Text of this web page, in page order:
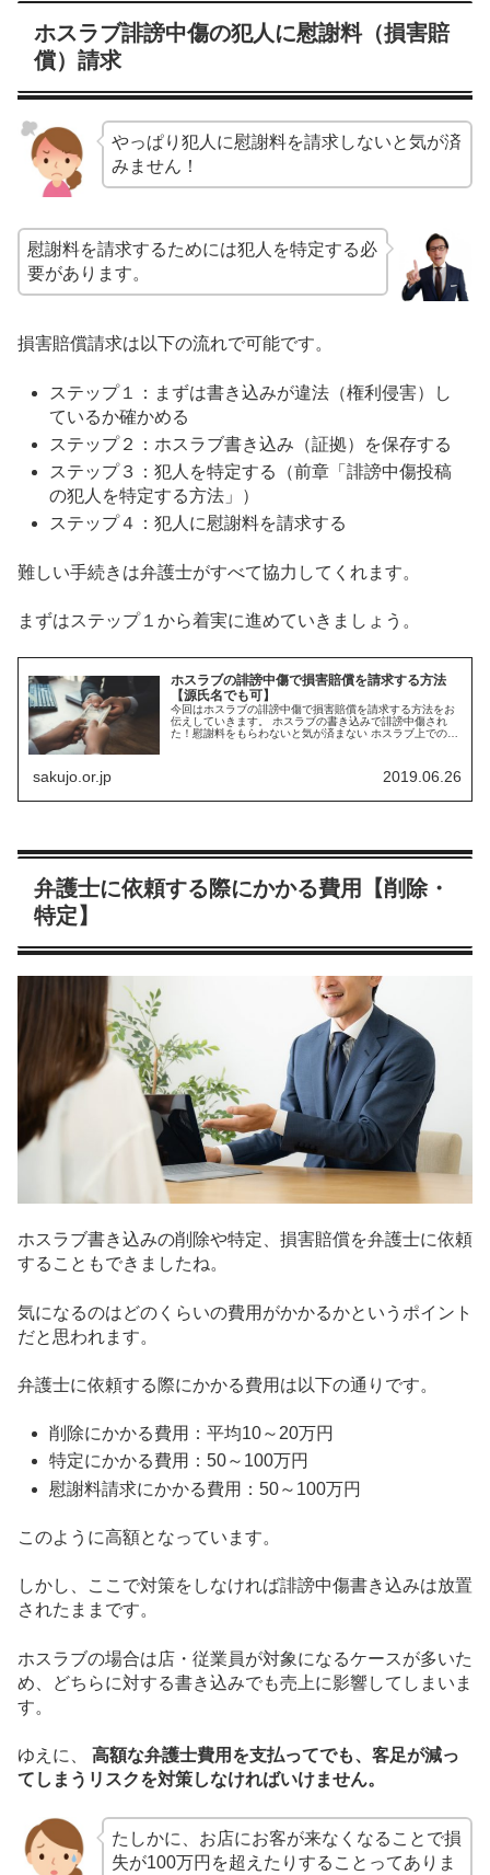
ホスラブ誹謗中傷の犯人に慰謝料（損害賠
償）請求
やっぱり犯人に慰謝料を請求しないと気が済
みません！
慰謝料を請求するためには犯人を特定する必
要があります。
損害賠償請求は以下の流れで可能です。
ステップ１：まずは書き込みが違法（権利侵害）し
ているか確かめる
ステップ２：ホスラブ書き込み（証拠）を保存する
ステップ３：犯人を特定する（前章「誹謗中傷投稿
の犯人を特定する方法」）
ステップ４：犯人に慰謝料を請求する
難しい手続きは弁護士がすべて協力してくれます。
まずはステップ１から着実に進めていきましょう。
ホスラブの誹謗中傷で損害賠償を請求する方法
【源氏名でも可】
今回はホスラブの誹謗中傷で損害賠償を請求する方法をお
伝えしていきます。 ホスラブの書き込みで誹謗中傷され
た！慰謝料をもらわないと気が済まない ホスラブ上での誹
sakujo.or.jp 2019.06.26
弁護士に依頼する際にかかる費用【削除・
特定】
ホスラブ書き込みの削除や特定、損害賠償を弁護士に依頼
することもできましたね。
気になるのはどのくらいの費用がかかるかというポイント
だと思われます。
弁護士に依頼する際にかかる費用は以下の通りです。
削除にかかる費用：平均10～20万円
特定にかかる費用：50～100万円
慰謝料請求にかかる費用：50～100万円
このように高額となっています。
しかし、ここで対策をしなければ誹謗中傷書き込みは放置
されたままです。
ホスラブの場合は店・従業員が対象になるケースが多いた
め、どちらに対する書き込みでも売上に影響してしまいま
す。
ゆえに、
高額な弁護士費用を支払ってでも、客足が減っ
てしまうリスクを対策しなければいけません。
たしかに、お店にお客が来なくなることで損
失が100万円を超えたりすることってありま